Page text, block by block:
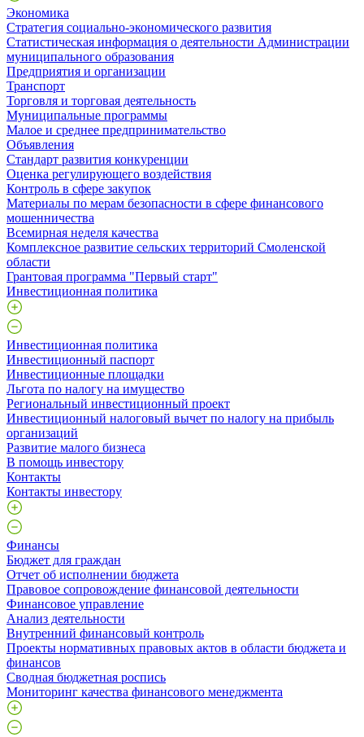
Экономика
Стратегия социально-экономического развития
Статистическая информация о деятельности Администрации
муниципального образования
Предприятия и организации
Транспорт
Торговля и торговая деятельность
Муниципальные программы
Малое и среднее предпринимательство
Объявления
Стандарт развития конкуренции
Оценка регулирующего воздействия
Контроль в сфере закупок
Материалы по мерам безопасности в сфере финансового
мошенничества
Всемирная неделя качества
Комплексное развитие сельских территорий Смоленской
области
Грантовая программа "Первый старт"
Инвестиционная политика
Инвестиционная политика
Инвестиционный паспорт
Инвестиционные площадки
Льгота по налогу на имущество
Региональный инвестиционный проект
Инвестиционный налоговый вычет по налогу на прибыль
организаций
Развитие малого бизнеса
В помощь инвестору
Контакты
Контакты инвестору
Финансы
Бюджет для граждан
Отчет об исполнении бюджета
Правовое сопровождение финансовой деятельности
Финансовое управление
Анализ деятельности
Внутренний финансовый контроль
Проекты нормативных правовых актов в области бюджета и
финансов
Сводная бюджетная роспись
Мониторинг качества финансового менеджмента